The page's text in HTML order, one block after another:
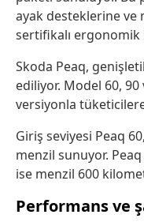
ayak desteklerine ve
sertifikalı
Skoda Peaq,
ediliyor. Model 60,
versiyonla
Giriş seviyesi Peaq
menzil sunuyor.
ise menzil 600
Performans ve